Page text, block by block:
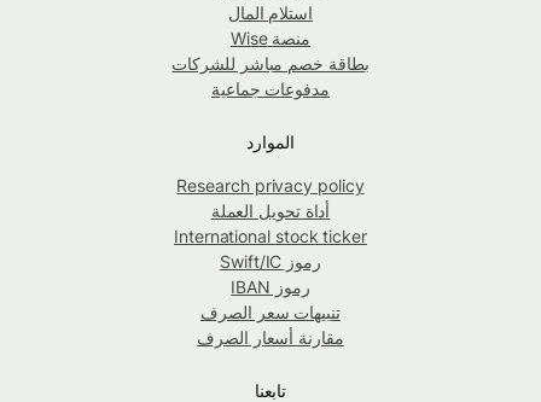
استلام المال
منصة Wise
بطاقة خصم مباشر للشركات
مدفوعات جماعية
الموارد
Research privacy policy
أداة تحويل العملة
International stock ticker
رموز Swift/IC
رموز IBAN
تنبيهات سعر الصرف
مقارنة أسعار الصرف
تابعنا